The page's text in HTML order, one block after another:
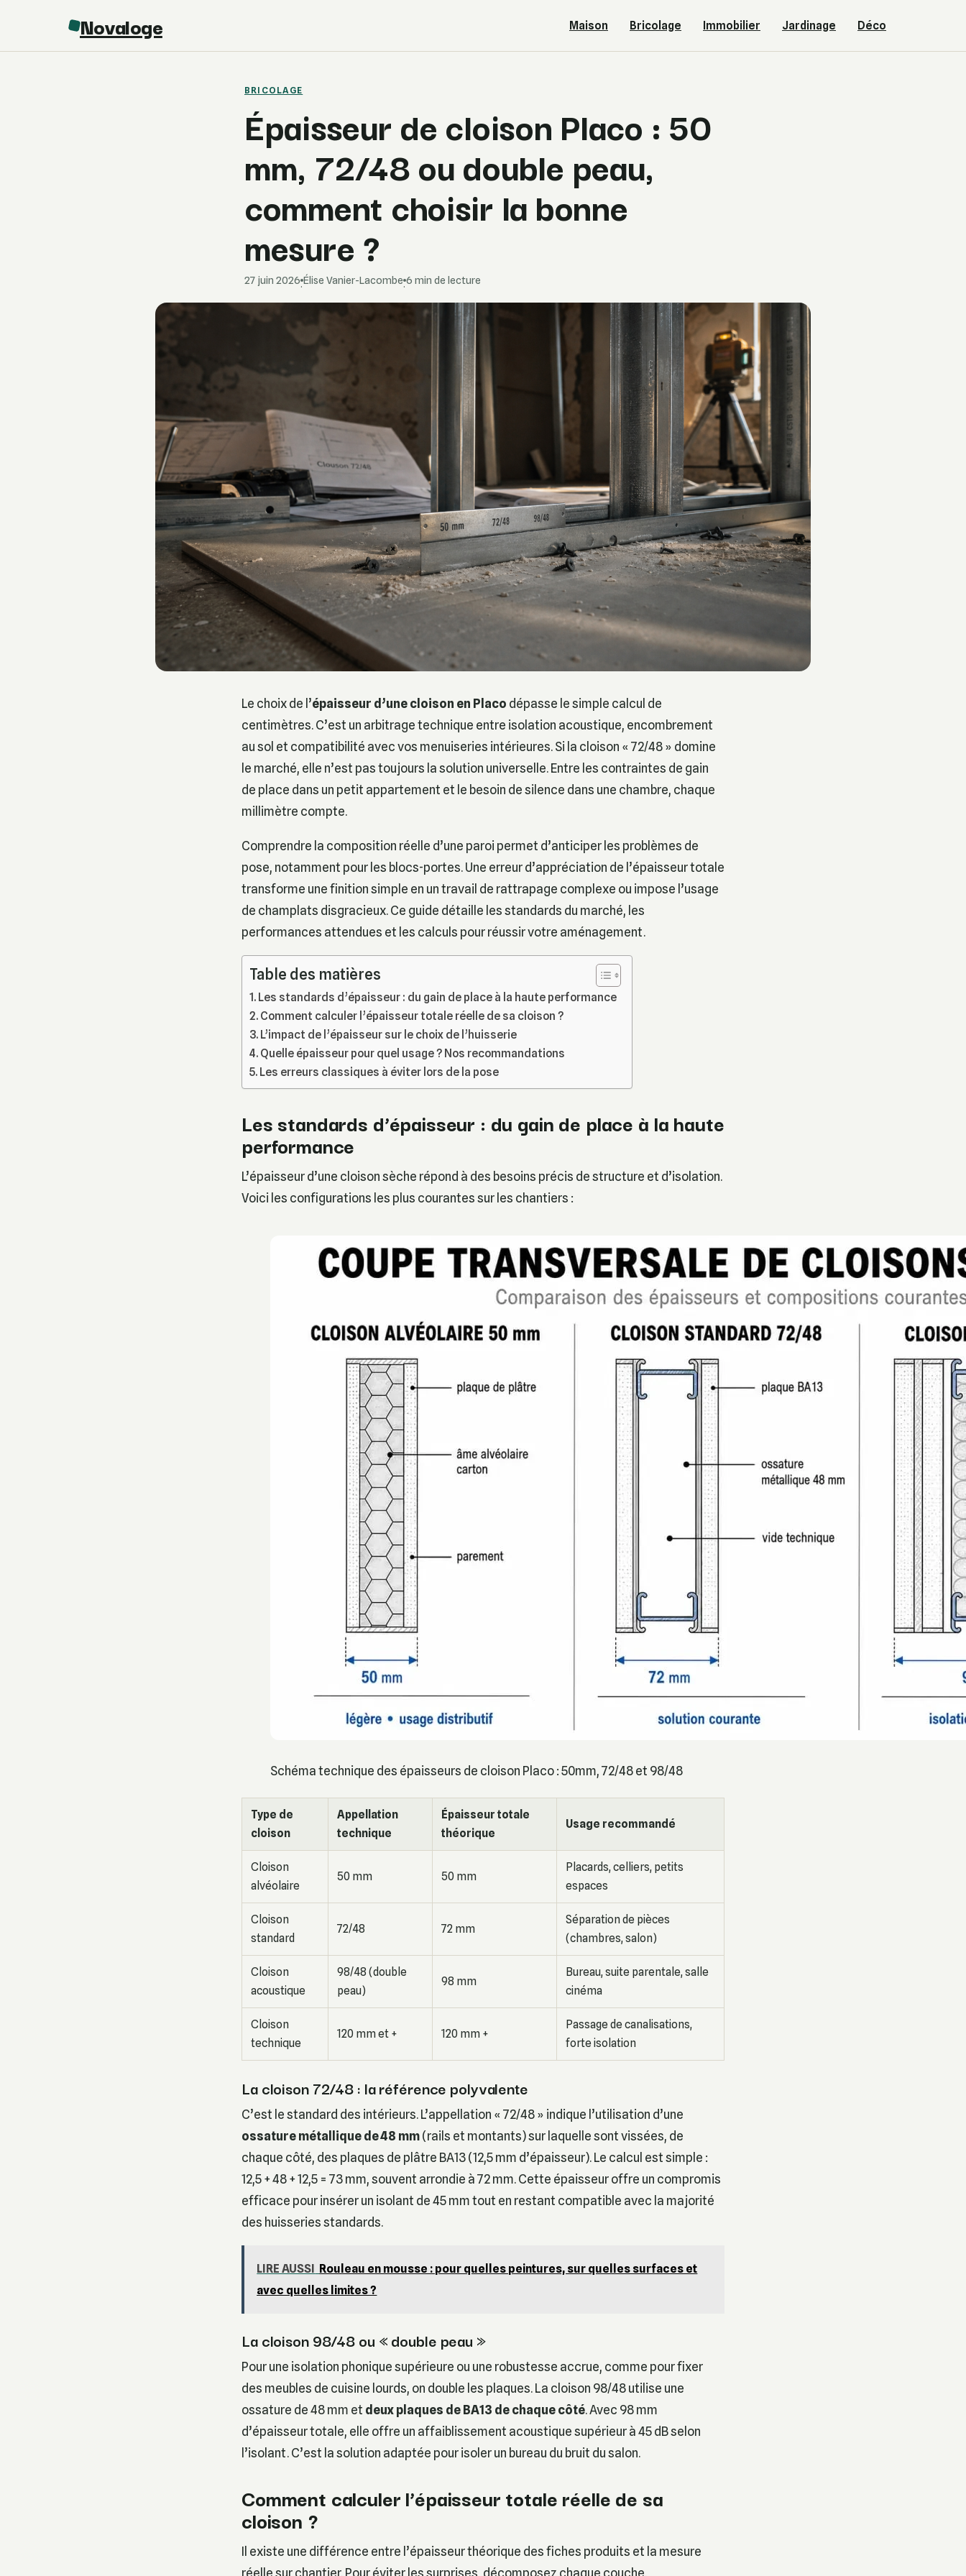
Novaloge Maison Bricolage Immobilier Jardinage Déco
BRICOLAGE
Épaisseur de cloison Placo : 50
mm, 72/48 ou double peau,
comment choisir la bonne
mesure ?
27 juin 2026
·
Élise Vanier-Lacombe
·
6 min de lecture
Le choix de l’épaisseur d’une cloison en Placo dépasse le simple calcul de
centimètres. C’est un arbitrage technique entre isolation acoustique, encombrement
au sol et compatibilité avec vos menuiseries intérieures. Si la cloison « 72/48 » domine
le marché, elle n’est pas toujours la solution universelle. Entre les contraintes de gain
de place dans un petit appartement et le besoin de silence dans une chambre, chaque
millimètre compte.
Comprendre la composition réelle d’une paroi permet d’anticiper les problèmes de
pose, notamment pour les blocs-portes. Une erreur d’appréciation de l’épaisseur totale
transforme une finition simple en un travail de rattrapage complexe ou impose l’usage
de champlats disgracieux. Ce guide détaille les standards du marché, les
performances attendues et les calculs pour réussir votre aménagement.
Table des matières
Les standards d’épaisseur : du gain de place à la haute performance
Comment calculer l’épaisseur totale réelle de sa cloison ?
L’impact de l’épaisseur sur le choix de l’huisserie
Quelle épaisseur pour quel usage ? Nos recommandations
Les erreurs classiques à éviter lors de la pose
Les standards d’épaisseur : du gain de place à la haute
performance
L’épaisseur d’une cloison sèche répond à des besoins précis de structure et d’isolation.
Voici les configurations les plus courantes sur les chantiers :
Schéma technique des épaisseurs de cloison Placo : 50mm, 72/48 et 98/48
Type de
cloison
Appellation
technique
Épaisseur totale
théorique
Usage recommandé
Cloison
alvéolaire
50 mm 50 mm
Placards, celliers, petits
espaces
Cloison
standard
72/48 72 mm
Séparation de pièces
(chambres, salon)
Cloison
acoustique
98/48 (double
peau)
98 mm
Bureau, suite parentale, salle
cinéma
Cloison
technique
120 mm et + 120 mm +
Passage de canalisations,
forte isolation
La cloison 72/48 : la référence polyvalente
C’est le standard des intérieurs. L’appellation « 72/48 » indique l’utilisation d’une
ossature métallique de 48 mm(rails et montants) sur laquelle sont vissées, de
chaque côté, des plaques de plâtre BA13 (12,5 mm d’épaisseur). Le calcul est simple :
12,5 + 48 + 12,5 = 73 mm, souvent arrondie à 72 mm. Cette épaisseur offre un compromis
efficace pour insérer un isolant de 45 mm tout en restant compatible avec la majorité
des huisseries standards.
LIRE AUSSI
Rouleau en mousse : pour quelles peintures, sur quelles surfaces et
avec quelles limites ?
La cloison 98/48 ou « double peau »
Pour une isolation phonique supérieure ou une robustesse accrue, comme pour fixer
des meubles de cuisine lourds, on double les plaques. La cloison 98/48 utilise une
ossature de 48 mm et deux plaques de BA13 de chaque côté. Avec 98 mm
d’épaisseur totale, elle offre un affaiblissement acoustique supérieur à 45 dB selon
l’isolant. C’est la solution adaptée pour isoler un bureau du bruit du salon.
Comment calculer l’épaisseur totale réelle de sa
cloison ?
Il existe une différence entre l’épaisseur théorique des fiches produits et la mesure
réelle sur chantier. Pour éviter les surprises, décomposez chaque couche.